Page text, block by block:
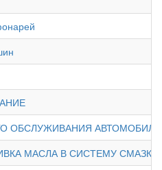
ОБСЛУЖИВАНИЯ АВТОМОБИЛЯ
МАСЛА В СИСТЕМУ СМАЗКИ